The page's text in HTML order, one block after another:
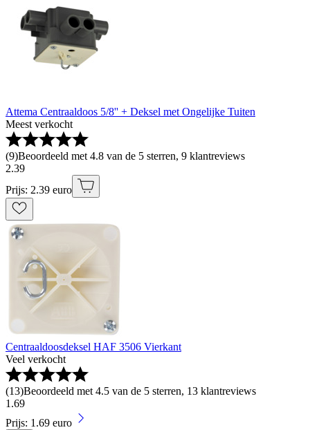
Attema Centraaldoos 5/8'' + Deksel met Ongelijke Tuiten
Meest verkocht
(9)Beoordeeld met 4.8 van de 5 sterren, 9 klantreviews
2.39
Prijs: 2.39 euro
Centraaldoosdeksel HAF 3506 Vierkant
Veel verkocht
(13)Beoordeeld met 4.5 van de 5 sterren, 13 klantreviews
1 .69
Prijs: 1.69 euro